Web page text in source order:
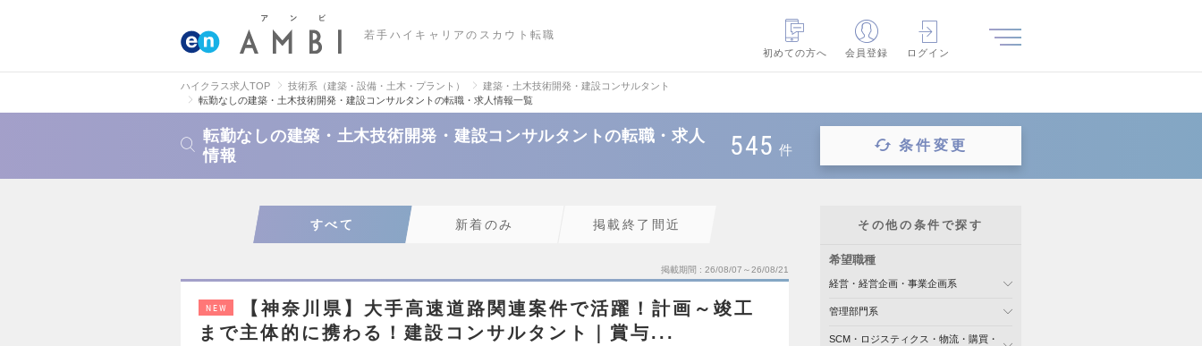
若手ハイキャリアのスカウト転職
初めての方へ
会員登録 ログイン
ハイクラス求人TOP 技術系（建築・設備・土木・プラント）
建築・土木技術開発・建設コンサルタント
転勤なしの建築・土木技術開発・建設コンサルタントの転職・求人情報一覧
転勤なしの建築・土木技術開発・建設コンサルタントの転職・求人
情報
545 件 条件変更
すべて 新着のみ 掲載終了間近
掲載期間 26/08/07～26/08/21
NEW
【神奈川県】大手高速道路関連案件で活躍！計画～竣工
まで主体的に携わる！建設コンサルタント｜賞与...
その他の条件で探す
希望職種
経営・経営企画・事業企画系
管理部門系
SCM・ロジスティクス・物流・購買・